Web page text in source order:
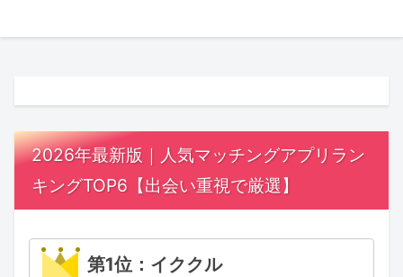
2026年最新版｜人気マッチングアプリラン
キングTOP6【出会い重視で厳選】
第1位：イククル